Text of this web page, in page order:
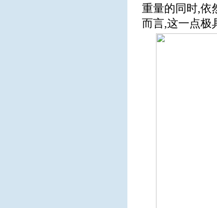
重量的同时,依
而言,这一点极